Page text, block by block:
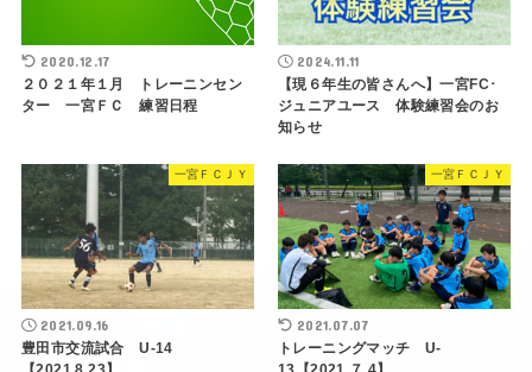
2020.12.17
２０２１年１月 トレーニンセン
ター 一宮ＦＣ 練習日程
2024.11.11
【現６年生の皆さんへ】一宮FC･
ジュニアユース 体験練習会のお
知らせ
一宮ＦＣＪＹ
2021.09.16
豊田市交流試合 U-14
一宮ＦＣＪＹ
2021.07.07
トレーニングマッチ U-